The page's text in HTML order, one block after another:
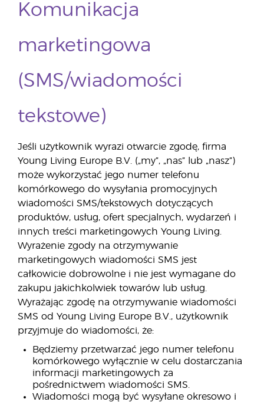
Komunikacja
marketingowa
(SMS/wiadomości
tekstowe)
Jeśli użytkownik wyrazi otwarcie zgodę, firma
Young Living Europe B.V. („my”, „nas” lub „nasz”)
może wykorzystać jego numer telefonu
komórkowego do wysyłania promocyjnych
wiadomości SMS/tekstowych dotyczących
produktów, usług, ofert specjalnych, wydarzeń i
innych treści marketingowych Young Living.
Wyrażenie zgody na otrzymywanie
marketingowych wiadomości SMS jest
całkowicie dobrowolne i nie jest wymagane do
zakupu jakichkolwiek towarów lub usług.
Wyrażając zgodę na otrzymywanie wiadomości
SMS od Young Living Europe B.V., użytkownik
przyjmuje do wiadomości, że:
Będziemy przetwarzać jego numer telefonu
komórkowego wyłącznie w celu dostarczania
informacji marketingowych za
pośrednictwem wiadomości SMS.
Wiadomości mogą być wysyłane okresowo i